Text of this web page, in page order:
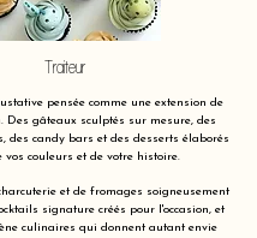
Traiteur
pensée comme une extension de
Des gâteaux sculptés sur mesure, des
des candy bars et des desserts élaborés
vos couleurs et de votre histoire.
et de fromages soigneusement
signature créés pour l'occasion, et
culinaires qui donnent autant envie